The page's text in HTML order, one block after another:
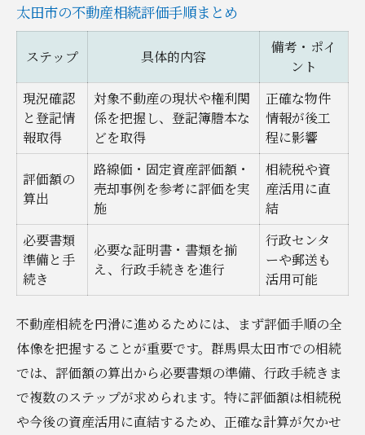
太田市の不動産相続評価手順まとめ
ステップ 具体的内容
備考・ポイ
ント
現況確認
と登記情
報取得
対象不動産の現状や権利関
係を把握し、登記簿謄本な
どを取得
正確な物件
情報が後工
程に影響
評価額の
算出
路線価・固定資産評価額・
売却事例を参考に評価を実
施
相続税や資
産活用に直
結
必要書類
準備と手
続き
必要な証明書・書類を揃
え、行政手続きを進行
行政センタ
ーや郵送も
活用可能
不動産相続を円滑に進めるためには、まず評価手順の全
体像を把握することが重要です。群馬県太田市での相続
では、評価額の算出から必要書類の準備、行政手続きま
で複数のステップが求められます。特に評価額は相続税
や今後の資産活用に直結するため、正確な計算が欠かせ